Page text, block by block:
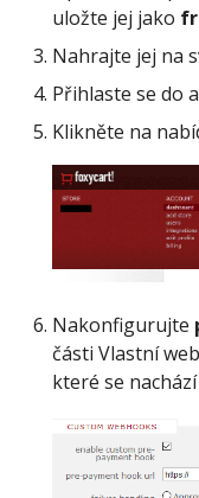
uložte jej jako
Nahrajte jej na
Přihlaste se do
Klikněte na
Nakonfigurujte
části Vlastní
které se nachází